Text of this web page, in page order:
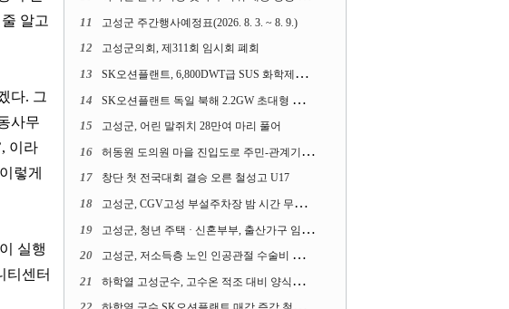
알고
다. 그
사무
이라
이렇게
실행
티센터
11 고성군 주간행사예정표(2026. 8. 3. ~ 8. 9.)
12 고성군의회, 제311회 임시회 폐회
13 SK오션플랜트, 6,800DWT급 SUS 화학제품운반선 2척 수주
14 SK오션플랜트 독일 북해 2.2GW 초대형 해상변전소 하부구조물 수주
15 고성군, 어린 말쥐치 28만여 마리 풀어
16 허동원 도의원 마을 진입도로 주민-관계기관과 함께 간담회 열어
17 창단 첫 전국대회 결승 오른 철성고 U17
18 고성군, CGV고성 부설주차장 밤 시간 무료 개방한다
19 고성군, 청년 주택 · 신혼부부, 출산가구 임차보증금 대출이자 지원사업 시행
20 고성군, 저소득층 노인 인공관절 수술비 지원사업 계속 추진
21 하학열 고성군수, 고수온 적조 대비 양식장 현장점검